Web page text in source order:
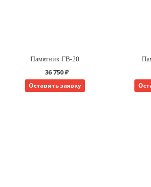
Памятник ГВ-20
36 750 ₽
Оставить заявку